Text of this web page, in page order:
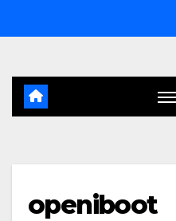
al
openiboot